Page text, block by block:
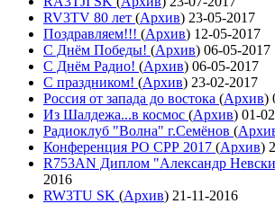
RV3TV 80 лет (Архив) 23-05-2017
Поздравляем!!! (Архив) 12-05-2017
С Днём Победы! (Архив) 06-05-2017
С Днём Радио! (Архив) 06-05-2017
С праздником! (Архив) 23-02-2017
Россия от запада до востока (Архив)
Из Шалдежа...в космос (Архив) 01-
Радиоклуб "Волна" г.Семёнов (
Конференция РО СРР 2017 (Архив)
R753AN Диплом "Александр
2016
RW3TU SK (Архив) 21-11-2016